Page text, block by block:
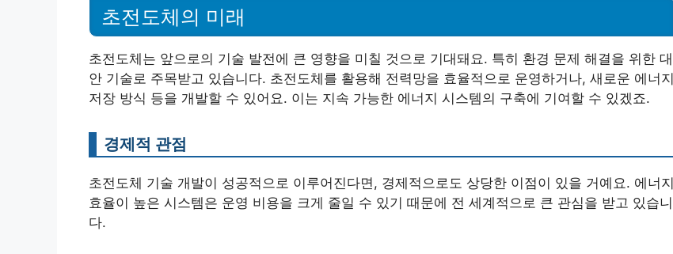
초전도체의 미래
초전도체는 앞으로의 기술 발전에 큰 영향을 미칠 것으로 기대돼요. 특히 환경 문제 해결을 위한 대
안 기술로 주목받고 있습니다. 초전도체를 활용해 전력망을 효율적으로 운영하거나, 새로운 에너지
저장 방식 등을 개발할 수 있어요. 이는 지속 가능한 에너지 시스템의 구축에 기여할 수 있겠죠.
경제적 관점
초전도체 기술 개발이 성공적으로 이루어진다면, 경제적으로도 상당한 이점이 있을 거예요. 에너지
효율이 높은 시스템은 운영 비용을 크게 줄일 수 있기 때문에 전 세계적으로 큰 관심을 받고 있습니
다.